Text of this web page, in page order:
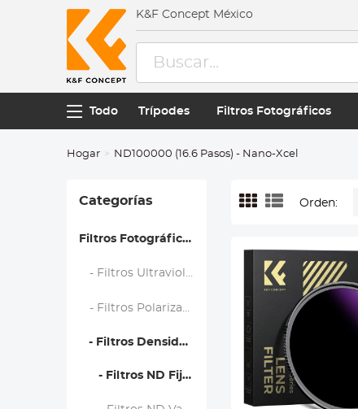
K&F Concept México
Todo Trípodes Filtros Fotográficos
Hogar ND100000 (16.6 Pasos) - Nano-Xcel
Categorías
Filtros Fotográficos
- Filtros Ultravioleta (UV)
- Filtros Polarizadores (CPL)
- Filtros Densidad Neutra (ND)
- Filtros ND Fijos
Orden: